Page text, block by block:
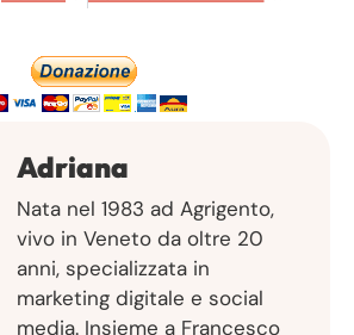
Adriana
Nata nel 1983 ad Agrigento,
vivo in Veneto da oltre 20
anni, specializzata in
marketing digitale e social
media. Insieme a Francesco